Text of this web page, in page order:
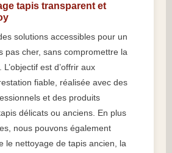
tapis transparent et
solutions accessibles pour un
pas cher, sans compromettre la
est d’offrir aux
fiable, réalisée avec des
et des produits
délicats ou anciens. En plus
nous pouvons également
le nettoyage de tapis ancien, la